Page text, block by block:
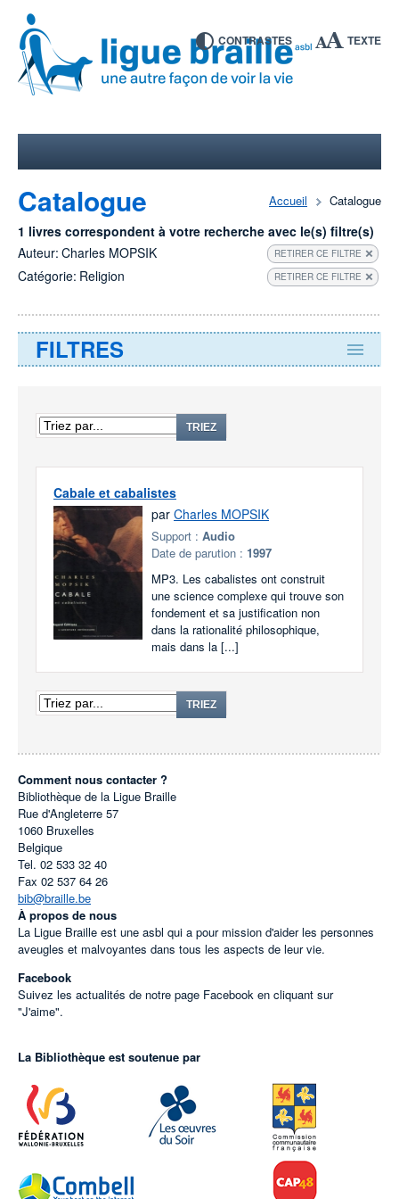
CONTRASTES TEXTE
Accueil Catalogue
Catalogue
1 livres correspondent à votre recherche avec le(s) filtre(s)
Auteur: Charles MOPSIK RETIRER CE FILTRE
Catégorie: Religion RETIRER CE FILTRE
FILTRES
TRIEZ
Cabale et cabalistes
par Charles MOPSIK
Support : Audio
Date de parution : 1997
MP3. Les cabalistes ont construit
une science complexe qui trouve son
fondement et sa justification non
dans la rationalité philosophique,
mais dans la [...]
TRIEZ
Comment nous contacter ?
Bibliothèque de la Ligue Braille
Rue d'Angleterre 57
1060 Bruxelles
Belgique
Tel. 02 533 32 40
Fax 02 537 64 26
bib@braille.be
À propos de nous
La Ligue Braille est une asbl qui a pour mission d'aider les personnes
aveugles et malvoyantes dans tous les aspects de leur vie.
Facebook
Suivez les actualités de notre page Facebook en cliquant sur
"J'aime".
La Bibliothèque est soutenue par